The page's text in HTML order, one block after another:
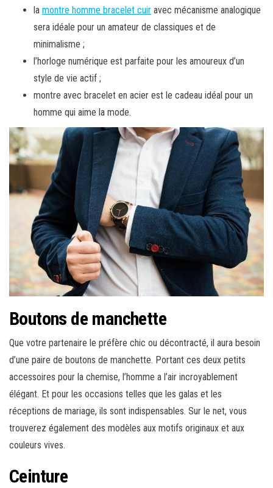
la montre homme bracelet cuir avec mécanisme analogique
sera idéale pour un amateur de classiques et de
minimalisme ;
l’horloge numérique est parfaite pour les amoureux d’un
style de vie actif ;
montre avec bracelet en acier est le cadeau idéal pour un
homme qui aime la mode.
Boutons de manchette
Que votre partenaire le préfère chic ou décontracté, il aura besoin
d’une paire de boutons de manchette. Portant ces deux petits
accessoires pour la chemise, l’homme a l’air incroyablement
élégant. Et pour les occasions telles que les galas et les
réceptions de mariage, ils sont indispensables. Sur le net, vous
trouverez également des modèles aux motifs originaux et aux
couleurs vives.
Ceinture